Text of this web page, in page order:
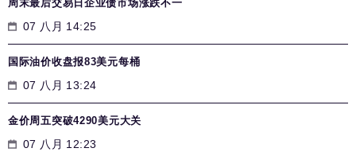
周末最后交易日企业债市场涨跌不一
07 八月 14:25
国际油价收盘报83美元每桶
07 八月 13:24
金价周五突破4290美元大关
07 八月 12:23